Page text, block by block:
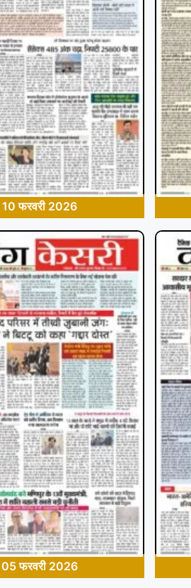
10 फरवरी 2026
05 फरवरी 2026